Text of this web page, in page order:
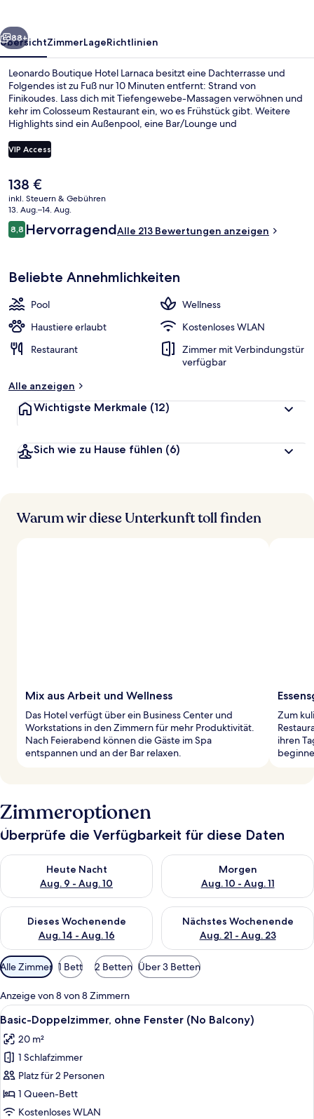
Weiter
88+
ÜbersichtZimmerLageRichtlinien
Leonardo Boutique Hotel Larnaca besitzt eine Dachterrasse und
Folgendes ist zu Fuß nur 10 Minuten entfernt: Strand von
Finikoudes. Lass dich mit Tiefengewebe-Massagen verwöhnen und
kehr im Colosseum Restaurant ein, wo es Frühstück gibt. Weitere
Highlights sind ein Außenpool, eine Bar/Lounge und
hilfsbereite Personal zu berichten.
VIP Access
Der
aktuelle
Preis
beträgt
138 €.
138 €
inkl. Steuern & Gebühren
13. Aug.–14. Aug.
Bewertungen
8,88,8 von 10.
HervorragendAlle 213 Bewertungen anzeigen
Beliebte Annehmlichkeiten
Pool
Wellness
Haustiere erlaubt
Kostenloses WLAN
Restaurant
Zimmer mit Verbindungstür
verfügbar
Alle anzeigen
Wichtigste Merkmale (12)
Sich wie zu Hause fühlen (6)
Warum wir diese Unterkunft toll finden
Mix aus Arbeit und Wellness
Das Hotel verfügt über ein Business Center und
Workstations in den Zimmern für mehr Produktivität.
Nach Feierabend können die Gäste im Spa
entspannen und an der Bar relaxen.
Zum
ihren
Zimmeroptionen
Überprüfe die Verfügbarkeit für diese Daten
Heute Nacht
Aug. 9 - Aug. 10
Überprüfe die Verfügbarkeit für heute Nacht, Aug. 9 - Aug.
Morgen
Aug. 10 - Aug. 11
Überprüfe die Verfügbarkeit
Dieses Wochenende
Aug. 14 - Aug. 16
Überprüfe die Verfügbarkeit für dieses Wochenende, Aug. 14
Nächstes Wochenende
Aug. 21 - Aug. 23
Überprüfe die Verfügbarkeit
Verfügbare
Filter
für
Zimmer
Alle Zimmer 1 Bett 2 Betten Über 3 Betten
Anzeige von 8 von 8 Zimmern
Alle
Fotos
für
Basic-
Doppelzimmer,
ohne
Fenster
Ein modernes Hotelzimmer mit
4
Basic-Doppelzimmer, ohne Fenster (No Balcony)
20 m²
1 Schlafzimmer
Platz für 2 Personen
1 Queen-Bett
Kostenloses WLAN